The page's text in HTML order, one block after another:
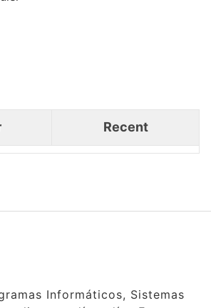
Recent
Informáticos, Sistemas